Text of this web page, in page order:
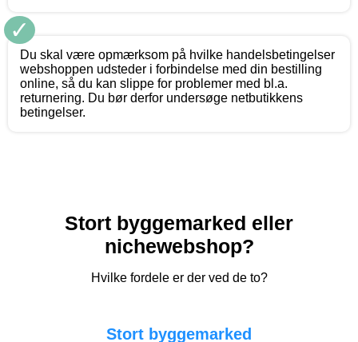
✓
Du skal være opmærksom på hvilke handelsbetingelser
webshoppen udsteder i forbindelse med din bestilling
online, så du kan slippe for problemer med bl.a.
returnering. Du bør derfor undersøge netbutikkens
betingelser.
Stort byggemarked eller
nichewebshop?
Hvilke fordele er der ved de to?
Stort byggemarked